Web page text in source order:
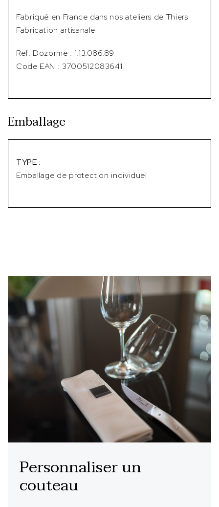
Fabriqué en France dans nos ateliers de Thiers
Fabrication artisanale
Ref. Dozorme : 1.13.086.89
Code EAN : 3700512083641
Emballage
TYPE :
Emballage de protection individuel
Personnaliser un
couteau